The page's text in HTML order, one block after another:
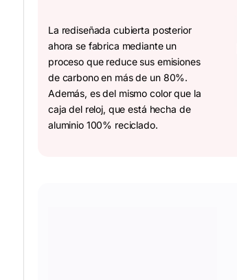
La rediseñada cubierta posterior
ahora se fabrica mediante un
proceso que reduce sus emisiones
de carbono en más de un 80%.
Además, es del mismo color que la
caja del reloj, que está hecha de
aluminio 100% reciclado.